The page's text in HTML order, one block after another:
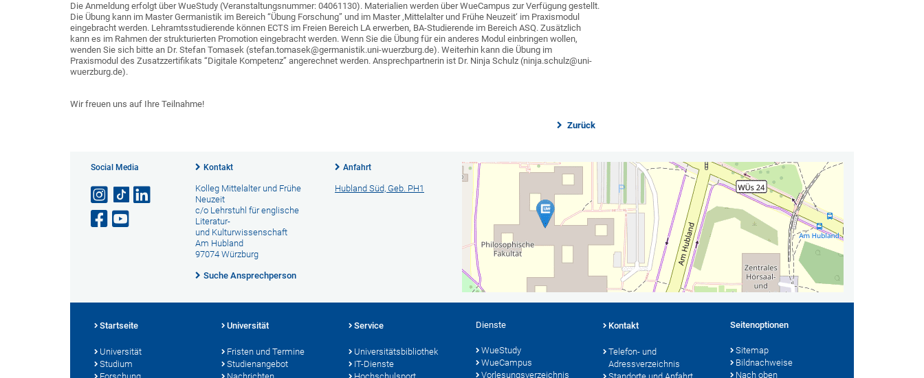
Die Anmeldung erfolgt über WueStudy (Veranstaltungsnummer: 04061130). Materialien werden über WueCampus zur Verfügung gestellt.
Die Übung kann im Master Germanistik im Bereich “Übung Forschung” und im Master ‚Mittelalter und Frühe Neuzeit‘ im Praxismodul
eingebracht werden. Lehramtsstudierende können ECTS im Freien Bereich LA erwerben, BA-Studierende im Bereich ASQ. Zusätzlich
kann es im Rahmen der strukturierten Promotion eingebracht werden. Wenn Sie die Übung für ein anderes Modul einbringen wollen,
wenden Sie sich bitte an Dr. Stefan Tomasek (stefan.tomasek@germanistik.uni-wuerzburg.de). Weiterhin kann die Übung im
Praxismodul des Zusatzzertifikats “Digitale Kompetenz” angerechnet werden. Ansprechpartnerin ist Dr. Ninja Schulz (ninja.schulz@uni-
wuerzburg.de).
Wir freuen uns auf Ihre Teilnahme!
Zurück
Social Media Kontakt
Kolleg Mittelalter und Frühe
Neuzeit
c/o Lehrstuhl für englische
Literatur-
und Kulturwissenschaft
Am Hubland
97074 Würzburg
Suche Ansprechperson
Anfahrt
Hubland Süd, Geb. PH1
Startseite
Universität
Studium
Universität
Fristen und Termine
Studienangebot
Service
Universitätsbibliothek
IT-Dienste
Dienste
WueStudy
WueCampus
Vorlesungsverzeichnis
Kontakt
Telefon- und
Adressverzeichnis
Seitenoptionen
Sitemap
Bildnachweise
Nach oben